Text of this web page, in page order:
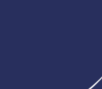
dite le Service